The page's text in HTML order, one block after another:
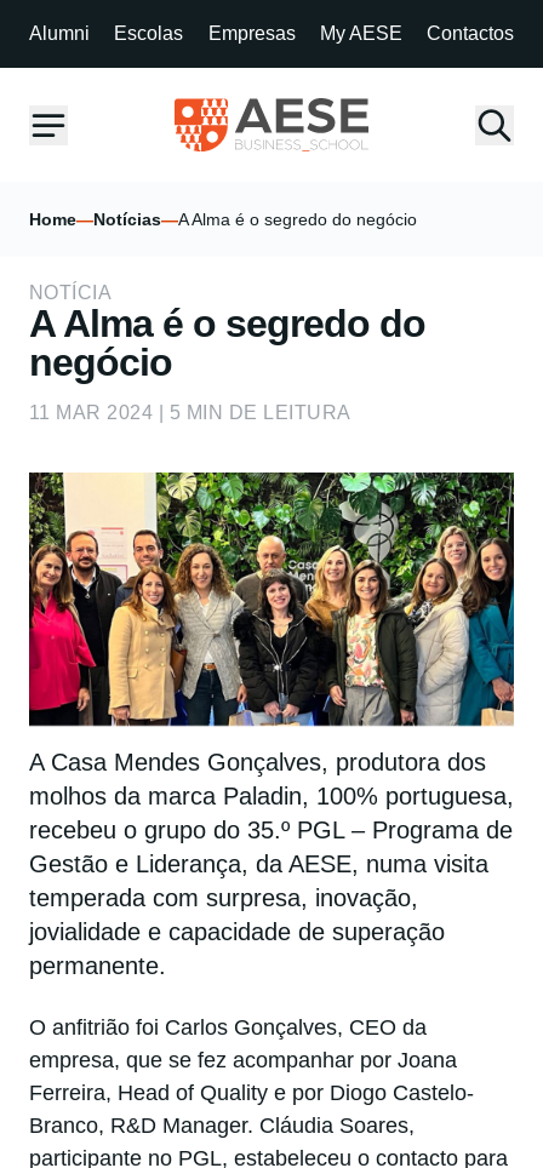
Alumni Escolas Empresas My AESE Contactos
Home—Notícias—A Alma é o segredo do negócio
NOTÍCIA
A Alma é o segredo do
negócio
11 MAR 2024 | 5 MIN DE LEITURA
A Casa Mendes Gonçalves, produtora dos
molhos da marca Paladin, 100% portuguesa,
recebeu o grupo do 35.º PGL – Programa de
Gestão e Liderança, da AESE, numa visita
temperada com surpresa, inovação,
jovialidade e capacidade de superação
permanente.
O anfitrião foi Carlos Gonçalves, CEO da
empresa, que se fez acompanhar por Joana
Ferreira, Head of Quality e por Diogo Castelo-
Branco, R&D Manager. Cláudia Soares,
participante no PGL, estabeleceu o contacto para